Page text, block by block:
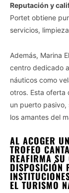
Reputación y
Portet obtiene
servicios,
Además, Marina
centro dedicado
náuticos como
otros. Esta oferta
un puerto
los amantes del
AL ACOGER
TROFEO
REAFIRMA SU
DISPOSICIÓN
EL TURISMO